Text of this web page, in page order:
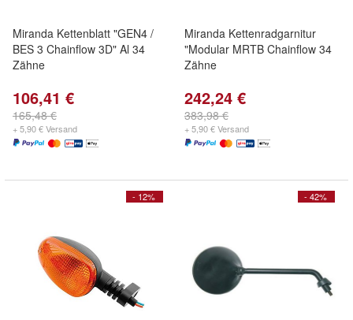
Miranda Kettenblatt "GEN4 /
BES 3 Chainflow 3D" Al 34
Zähne
106,41 €
165,48 €
+ 5,90 € Versand
Miranda Kettenradgarnitur
"Modular MRTB Chainflow 34
Zähne
242,24 €
383,98 €
+ 5,90 € Versand
- 12% - 42%